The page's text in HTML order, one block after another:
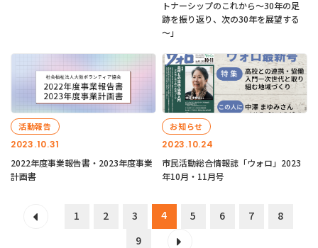
トナーシップのこれから～30年の足
跡を振り返り、次の30年を展望する
～」
2023.10.31
活動報告
2022年度事業報告書・2023年度事業
計画書
2023.10.24
お知らせ
市民活動総合情報誌「ウォロ」2023
年10月・11月号
1 2 3 4 5 6 7
8
9